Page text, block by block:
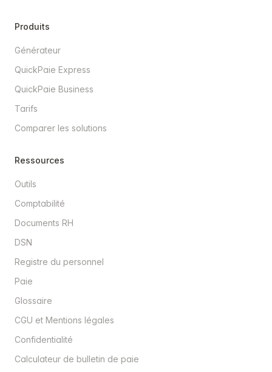
Produits
Générateur
QuickPaie Express
QuickPaie Business
Tarifs
Comparer les solutions
Ressources
Outils
Comptabilité
Documents RH
DSN
Registre du personnel
Paie
Glossaire
CGU et Mentions légales
Confidentialité
Calculateur de bulletin de paie